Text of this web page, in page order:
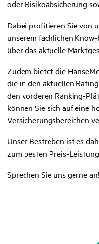
oder Risikoabsicherung
Dabei profitieren Sie von
unserem fachlichen
über das aktuelle
Zudem bietet die
die in den aktuellen
den vorderen Ranking-
können Sie sich auf eine
Versicherungsbereichen
Unser Bestreben ist es
zum besten Preis-
Sprechen Sie uns gerne an!